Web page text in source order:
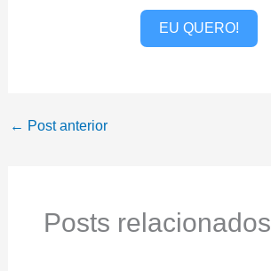
EU QUERO!
← Post anterior
Posts relacionados